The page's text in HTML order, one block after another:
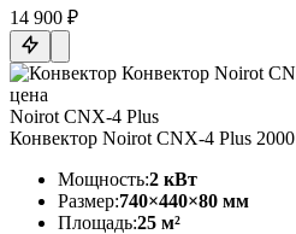
14 900 ₽
Noirot CNX-4 Plus
Конвектор Noirot CNX-4 Plus 2000
Мощность:2 кВт
Размер:740×440×80 мм
Площадь:25 м²